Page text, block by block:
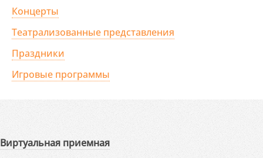
Концерты
Театрализованные представления
Праздники
Игровые программы
Виртуальная приемная